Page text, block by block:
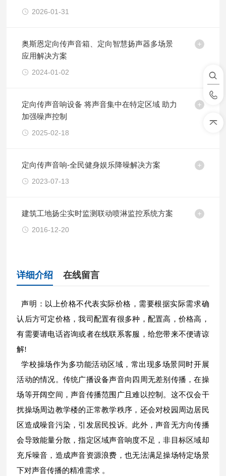
2026-01-31
奥斯恩定向传声音箱、定向智慧扬声器多场景
应用解决方案
2024-01-02
定向传声音响设备 将声音集中在特定区域 助力
加强噪声控制
2025-02-18
定向传声音响-全民健身娱乐降噪解决方案
2023-07-13
建筑工地扬尘实时监测联动喷淋监控系统方案
2016-12-20
详细介绍 在线留言
声明：以上价格不代表实际价格，需要根据实际需求确
认后方可定价格，我司配置有很多种，配置高，价格高，
有需要请电话咨询或者在线联系客服，给您带来不便请谅
解!
学校操场作为多功能活动区域，常出现多场景同时开展
活动的情况。传统广播设备声音向四周无差别传播，在操
场等开阔空间，声音传播范围广且难以控制。这不仅会干
扰操场周边教学楼的正常教学秩序，还会对校园周边居民
区造成噪音污染，引发居民投诉。此外，声音无方向传播
会导致能量分散，指定区域声音响度不足，非目标区域却
充斥噪音，造成声音资源浪费，也无法满足操场特定场景
下对声音传播的精准需求 。